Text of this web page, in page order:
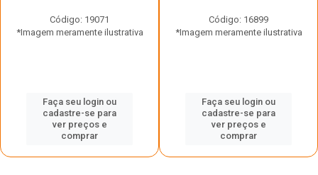
Código: 19071
*Imagem meramente ilustrativa
Faça seu login ou
cadastre-se para
ver preços e
comprar
Código: 16899
*Imagem meramente ilustrativa
Faça seu login ou
cadastre-se para
ver preços e
comprar